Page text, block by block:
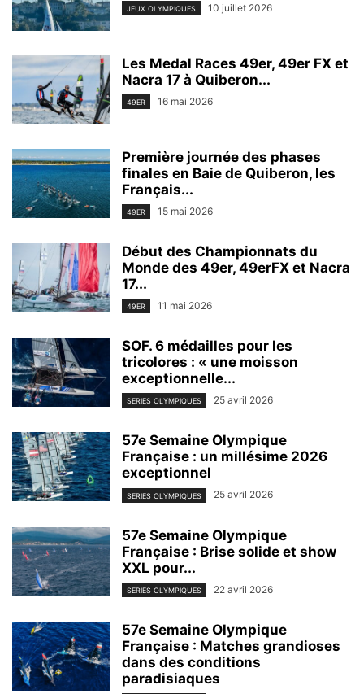
JEUX OLYMPIQUES 10 juillet 2026
Les Medal Races 49er, 49er FX et
Nacra 17 à Quiberon...
49ER 16 mai 2026
Première journée des phases
finales en Baie de Quiberon, les
Français...
49ER 15 mai 2026
Début des Championnats du
Monde des 49er, 49erFX et Nacra
17...
49ER 11 mai 2026
SOF. 6 médailles pour les
tricolores : « une moisson
exceptionnelle...
SERIES OLYMPIQUES 25 avril 2026
57e Semaine Olympique
Française : un millésime 2026
exceptionnel
SERIES OLYMPIQUES 25 avril 2026
57e Semaine Olympique
Française : Brise solide et show
XXL pour...
SERIES OLYMPIQUES 22 avril 2026
57e Semaine Olympique
Française : Matches grandioses
dans des conditions
paradisiaques